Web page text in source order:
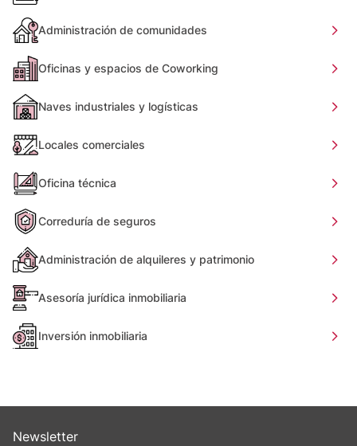
Administración de comunidades
Oficinas y espacios de Coworking
Naves industriales y logísticas
Locales comerciales
Oficina técnica
Correduría de seguros
Administración de alquileres y patrimonio
Asesoría jurídica inmobiliaria
Inversión inmobiliaria
Newsletter